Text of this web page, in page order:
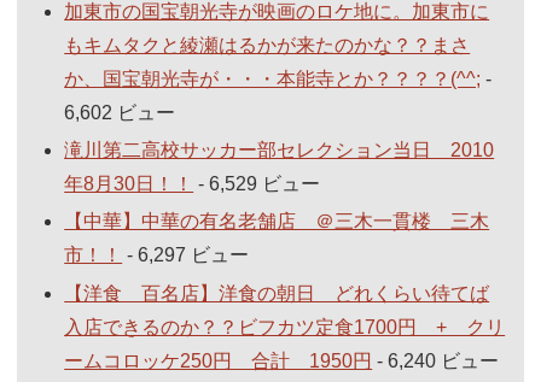
加東市の国宝朝光寺が映画のロケ地に。加東市に
もキムタクと綾瀬はるかが来たのかな？？まさ
か、国宝朝光寺が・・・本能寺とか？？？？(^^; -
6,602 ビュー
滝川第二高校サッカー部セレクション当日 2010
年8月30日！！
- 6,529 ビュー
【中華】中華の有名老舗店 ＠三木一貫楼 三木
市！！
- 6,297 ビュー
【洋食 百名店】洋食の朝日 どれくらい待てば
入店できるのか？？ビフカツ定食1700円 + クリ
ームコロッケ250円 合計 1950円 - 6,240 ビュー